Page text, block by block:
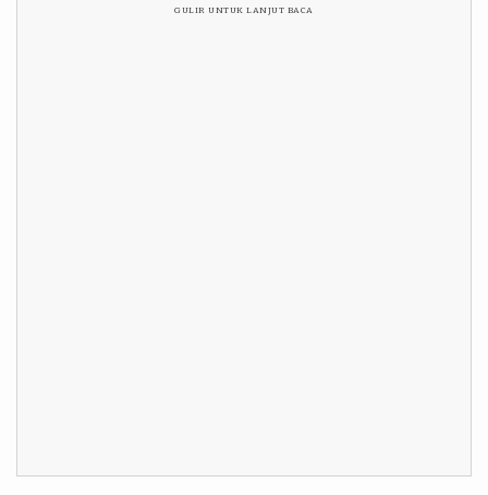
GULIR UNTUK LANJUT BACA